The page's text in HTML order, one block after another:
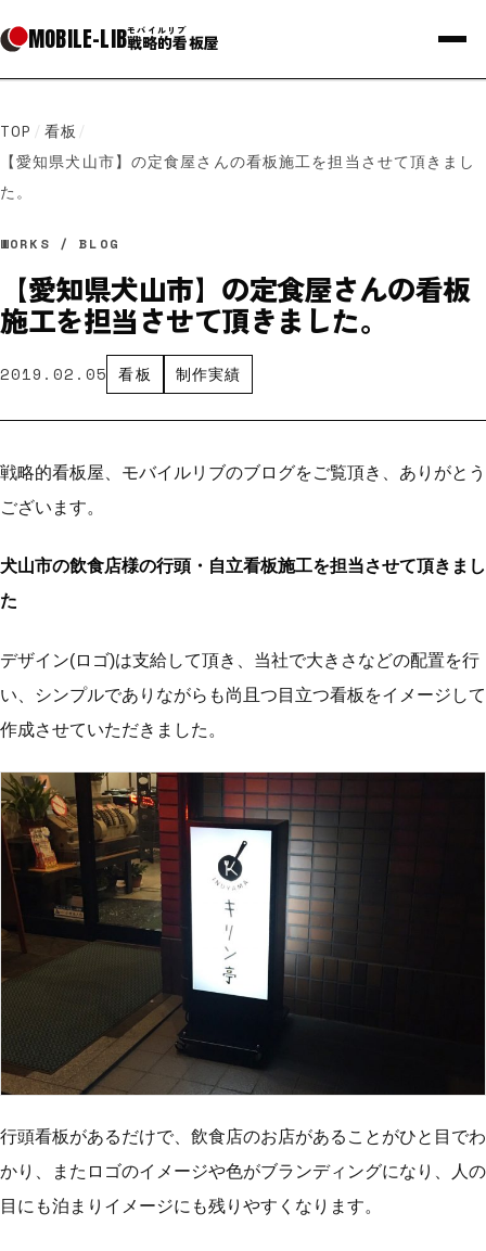
MOBILE-LIBモバイルリブ
戦略的看板屋
TOP / 看板 /
【愛知県犬山市】の定食屋さんの看板施工を担当させて頂きまし
た。
WORKS / BLOG
【愛知県犬山市】の定食屋さんの看板
施工を担当させて頂きました。
2019.02.05 看板 制作実績
戦略的看板屋、モバイルリブのブログをご覧頂き、ありがとう
ございます。
犬山市の飲食店様の行頭・自立看板施工を担当させて頂きまし
た
デザイン(ロゴ)は支給して頂き、当社で大きさなどの配置を行
い、シンプルでありながらも尚且つ目立つ看板をイメージして
作成させていただきました。
行頭看板があるだけで、飲食店のお店があることがひと目でわ
かり、またロゴのイメージや色がブランディングになり、人の
目にも泊まりイメージにも残りやすくなります。